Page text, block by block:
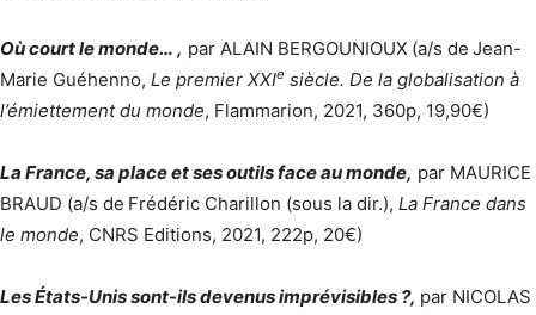
Où court le monde… , par ALAIN BERGOUNIOUX (a/s de Jean-
Marie Guéhenno, Le premier XXIe siècle. De la globalisation à
l’émiettement du monde, Flammarion, 2021, 360p, 19,90€)
La France, sa place et ses outils face au monde, par MAURICE
BRAUD (a/s de Frédéric Charillon (sous la dir.), La France dans
le monde, CNRS Editions, 2021, 222p, 20€)
Les États-Unis sont-ils devenus imprévisibles ?, par NICOLAS